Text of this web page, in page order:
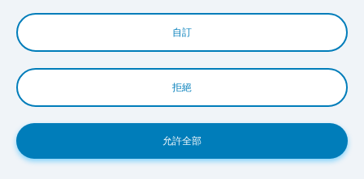
定或拒絕使用 Cookie。
自訂
拒絕
允許全部